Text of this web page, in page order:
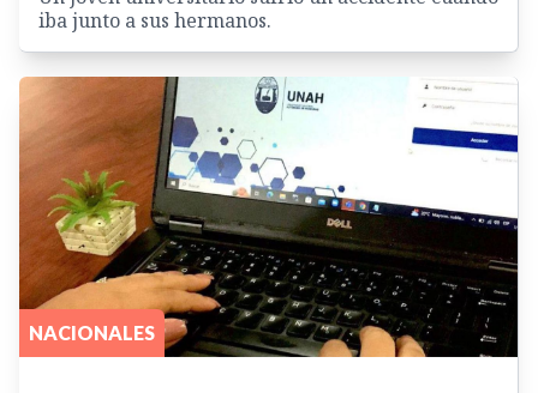
iba junto a sus hermanos.
NACIONALES